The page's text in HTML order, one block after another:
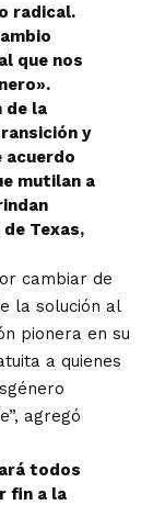
radical.
que nos
de la
y
acuerdo
mutilan a
Texas,
cambiar de
la solución al
pionera en su
a quienes
agregó
todos
fin a la